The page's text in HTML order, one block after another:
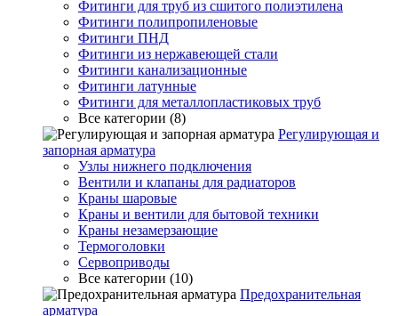
Фитинги для труб из сшитого полиэтилена
Фитинги полипропиленовые
Фитинги ПНД
Фитинги из нержавеющей стали
Фитинги канализационные
Фитинги латунные
Фитинги для металлопластиковых труб
Все категории (8)
Регулирующая и
запорная арматура
Узлы нижнего подключения
Вентили и клапаны для радиаторов
Краны шаровые
Краны и вентили для бытовой техники
Краны незамерзающие
Термоголовки
Сервоприводы
Все категории (10)
Предохранительная
арматура